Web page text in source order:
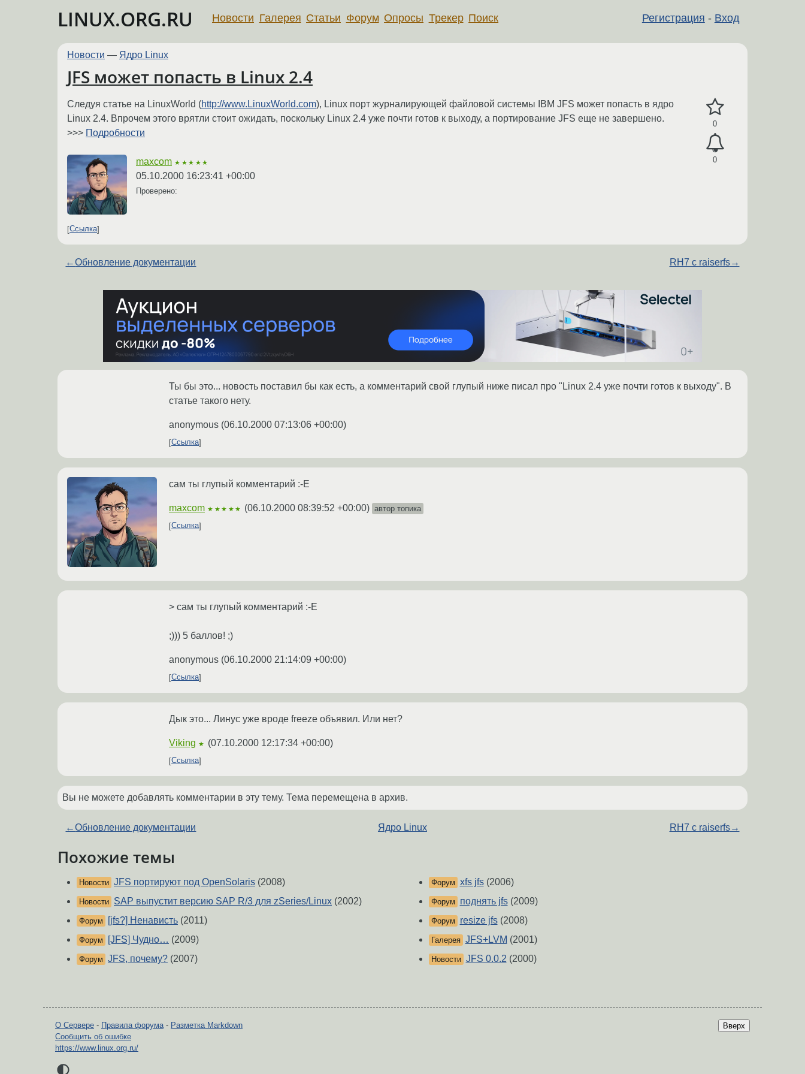
LINUX.ORG.RU Регистрация - Вход
Новости Галерея Статьи Форум Опросы Трекер Поиск
Новости — Ядро Linux
JFS может попасть в Linux 2.4
0
0
Следуя статье на LinuxWorld (http://www.LinuxWorld.com), Linux порт журналирующей файловой системы IBM JFS может попасть в ядро
Linux 2.4. Впрочем этого врятли стоит ожидать, поскольку Linux 2.4 уже почти готов к выходу, а портирование JFS еще не завершено.
>>> Подробности
maxcom ★★★★★
05.10.2000 16:23:41 +00:00
Проверено:
Ссылка
←Обновление документации RH7 с raiserfs→
Ты бы это... новость поставил бы как есть, а комментарий свой глупый ниже писал про "Linux 2.4 уже почти готов к выходу". В
статье такого нету.
anonymous (06.10.2000 07:13:06 +00:00)
Ссылка
сам ты глупый комментарий :-E
maxcom ★★★★★ (06.10.2000 08:39:52 +00:00) автор топика
Ссылка
> сам ты глупый комментарий :-E
;))) 5 баллов! ;)
anonymous (06.10.2000 21:14:09 +00:00)
Ссылка
Дык это... Линус уже вроде freeze объявил. Или нет?
Viking ★ (07.10.2000 12:17:34 +00:00)
Ссылка
Вы не можете добавлять комментарии в эту тему. Тема перемещена в архив.
←Обновление документации Ядро Linux RH7 с raiserfs→
Похожие темы
Новости JFS портируют под OpenSolaris (2008)
Новости SAP выпустит версию SAP R/3 для zSeries/Linux (2002)
Форум [jfs?] Ненависть (2011)
Форум [JFS] Чудно… (2009)
Форум JFS, почему? (2007)
Форум xfs jfs(2006)
Форум поднять jfs(2009)
Форум resize jfs(2008)
Галерея JFS+LVM (2001)
Новости JFS 0.0.2 (2000)
Вверх
О Сервере - Правила форума- Разметка Markdown
Сообщить об ошибке
https://www.linux.org.ru/